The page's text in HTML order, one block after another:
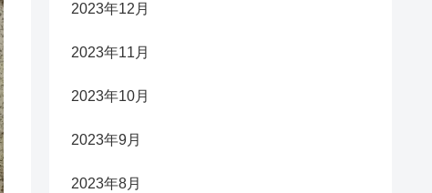
2023年12月
2023年11月
2023年10月
2023年9月
2023年8月